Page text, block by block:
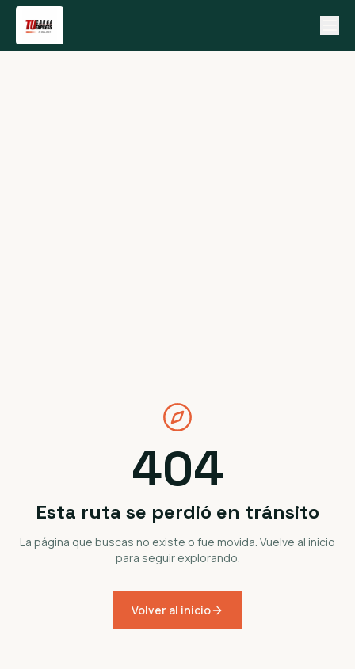
404
Esta ruta se perdió en tránsito
La página que buscas no existe o fue movida. Vuelve al inicio
para seguir explorando.
Volver al inicio